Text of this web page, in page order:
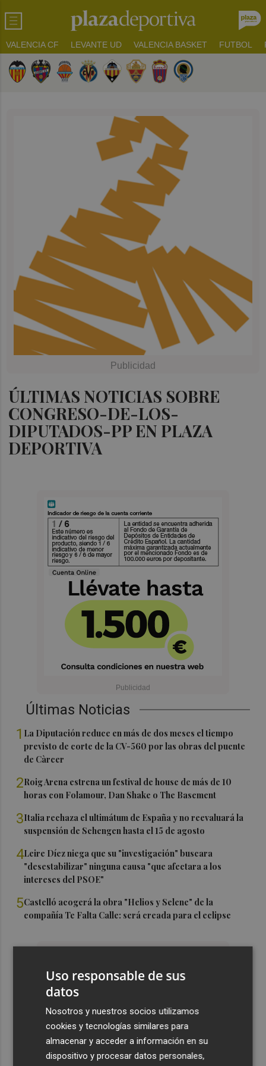
VALENCIA CF LEVANTE UD VALENCIA BASKET FUTBOL
ÚLTIMAS NOTICIAS SOBRE
CONGRESO-DE-LOS-
DIPUTADOS-PP EN PLAZA
DEPORTIVA
Últimas Noticias
1 La Diputación reduce en más de dos meses el tiempo
previsto de corte de la CV-560 por las obras del puente
de Càrcer
2Roig Arena estrena un festival de house de más de 10
horas con Folamour, Dan Shake o The Basement
3Italia rechaza el ultimátum de España y no reevaluará la
suspensión de Schengen hasta el 15 de agosto
4Leire Díez niega que su "investigación" buscara
"desestabilizar" ninguna causa "que afectara a los
intereses del PSOE"
5Castelló acogerá la obra "Helios y Selene" de la
compañía Te Falta Calle: será creada para el eclipse
Uso responsable de sus
datos
Nosotros y nuestros socios utilizamos
cookies y tecnologías similares para
almacenar y acceder a información en su
dispositivo y procesar datos personales,